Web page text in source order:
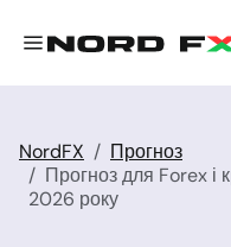
NordFX
Прогноз
Прогноз для Forex і
2026 року